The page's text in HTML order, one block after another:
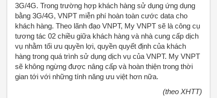
3G/4G. Trong trường hợp khách hàng sử dụng ứng dụng
bằng 3G/4G, VNPT miễn phí hoàn toàn cước data cho
khách hàng. Theo lãnh đạo VNPT, My VNPT sẽ là công cụ
tương tác 02 chiều giữa khách hàng và nhà cung cấp dịch
vụ nhằm tối ưu quyền lợi, quyền quyết định của khách
hàng trong quá trình sử dụng dịch vụ của VNPT. My VNPT
sẽ không ngừng được nâng cấp và hoàn thiện trong thời
gian tới với những tính năng ưu việt hơn nữa.
(theo XHTT)